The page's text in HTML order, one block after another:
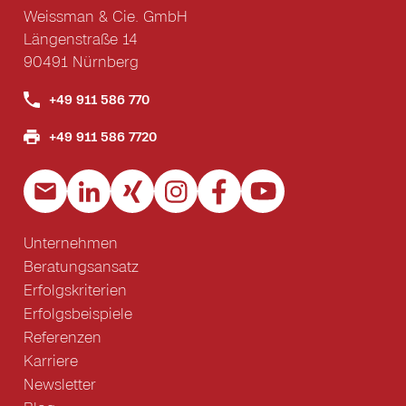
Weissman & Cie. GmbH
Längenstraße 14
90491 Nürnberg
+49 911 586 770
+49 911 586 7720
Unternehmen
Beratungsansatz
Erfolgskriterien
Erfolgsbeispiele
Referenzen
Karriere
Newsletter